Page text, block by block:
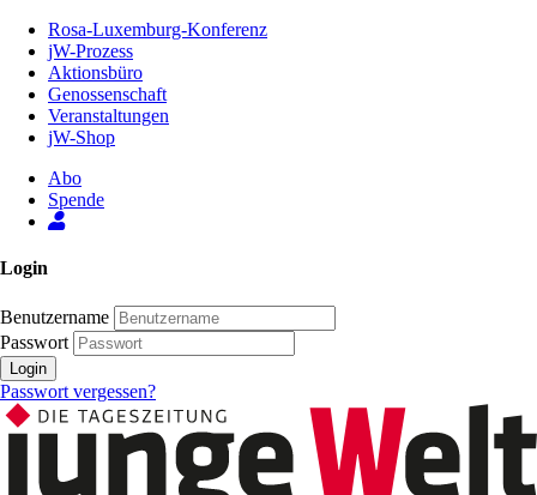
Inhalt
Seite
Rosa-Luxemburg-Konferenz
jW-Prozess
Aktionsbüro
Genossenschaft
Veranstaltungen
jW-Shop
Abo
Spende
Login
Benutzername
Passwort
Login
Passwort vergessen?